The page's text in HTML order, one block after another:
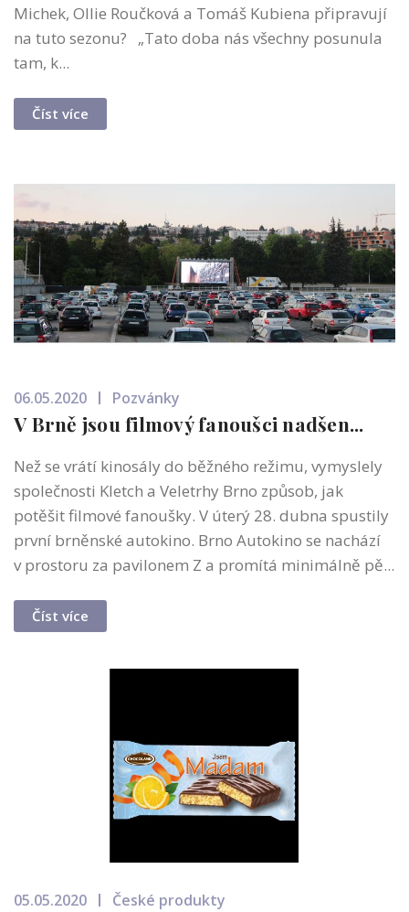
Michek, Ollie Roučková a Tomáš Kubiena připravují
na tuto sezonu? „Tato doba nás všechny posunula
tam, k...
Číst více
06.05.2020 Pozvánky
V Brně jsou filmový fanoušci nadšen...
Než se vrátí kinosály do běžného režimu, vymyslely
společnosti Kletch a Veletrhy Brno způsob, jak
potěšit filmové fanoušky. V úterý 28. dubna spustily
první brněnské autokino. Brno Autokino se nachází
v prostoru za pavilonem Z a promítá minimálně pě...
Číst více
05.05.2020 České produkty